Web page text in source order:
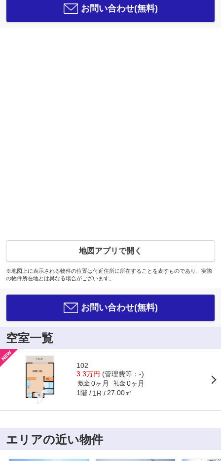
お問い合わせ(無料)
地図アプリで開く
※地図上に表示される物件の位置は付近住所に所在することを表すものであり、実際
の物件所在地とは異なる場合がございます。
お問い合わせ(無料)
空室一覧
102
3.3万円 (管理費等：-)
敷金 0ヶ月 礼金 0ヶ月
1階 1R 27.00㎡
エリアの近い物件